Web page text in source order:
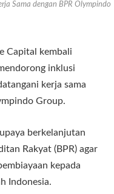
Sama dengan BPR Olympindo
Capital kembali
inklusi
kerja sama
Group.
berkelanjutan
Rakyat (BPR) agar
kepada
Indonesia.